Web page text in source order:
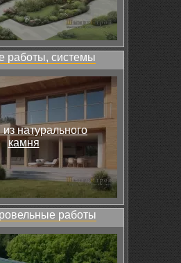
работы, системы
натурального
камня
работы